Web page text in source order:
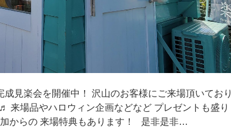
見楽会を開催中！ 沢山のお客様にご来場頂いており
来場品やハロウィン企画などなど プレゼントも盛り
からの 来場特典もあります！ 是非是非…